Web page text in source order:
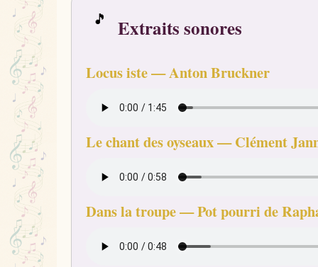
🎵 Extraits sonores
Locus iste — Anton Bruckner
Le chant des oyseaux — Clément
Dans la troupe — Pot pourri de